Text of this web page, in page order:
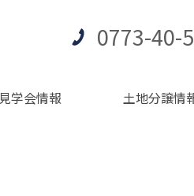
0773-40-
学会情報 土地分譲情